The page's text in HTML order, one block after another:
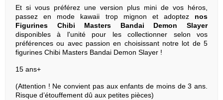
Et si vous préférez une version plus mini de vos héros,
passez en mode kawaii trop mignon et adoptez nos
Figurines Chibi Masters Bandai Demon Slayer
disponibles à l'unité pour les collectionner selon vos
préférences ou avec passion en choisissant notre lot de 5
figurines Chibi Masters Bandai Demon Slayer !
15 ans+
(Attention ! Ne convient pas aux enfants de moins de 3 ans.
Risque d’étouffement dû aux petites pièces)